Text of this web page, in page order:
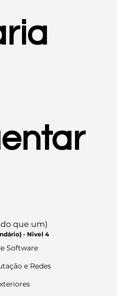
que um)
- Nivel 4
Software
e Redes